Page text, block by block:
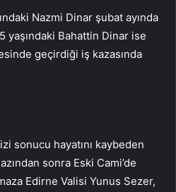
Nazmi Dinar şubat ayında
Bahattin Dinar ise
geçirdiği iş kazasında
sonucu hayatını kaybeden
sonra Eski Cami’de
Edirne Valisi Yunus Sezer,